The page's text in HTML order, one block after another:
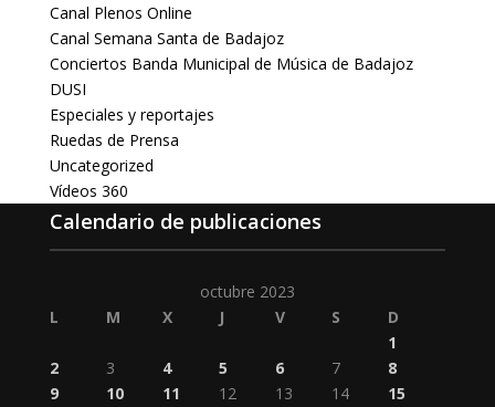
Canal Plenos Online
Canal Semana Santa de Badajoz
Conciertos Banda Municipal de Música de Badajoz
DUSI
Especiales y reportajes
Ruedas de Prensa
Uncategorized
Vídeos 360
Calendario de publicaciones
octubre 2023
L
M X J V S
D
1
2
3 4 5 6 7
8
9
10 11 12 13 14
15